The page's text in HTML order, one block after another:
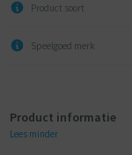
Product soort
Speelgoed merk
Product informatie
Lees minder